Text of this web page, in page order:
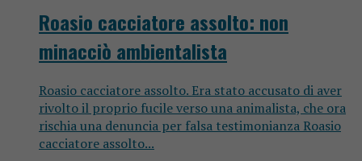
Roasio cacciatore assolto: non
minacciò ambientalista
Roasio cacciatore assolto. Era stato accusato di aver
rivolto il proprio fucile verso una animalista, che ora
rischia una denuncia per falsa testimonianza Roasio
cacciatore assolto...